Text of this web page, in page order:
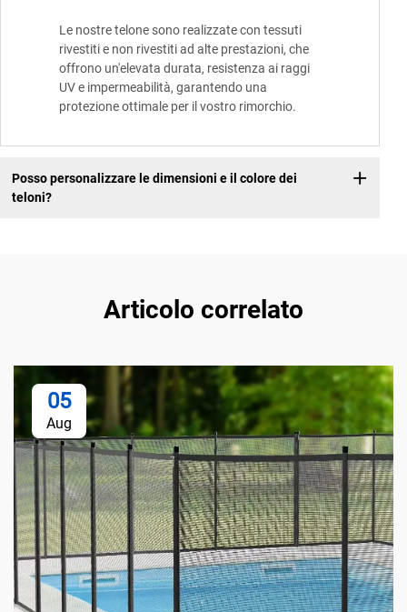
Le nostre telone sono realizzate con tessuti
rivestiti e non rivestiti ad alte prestazioni, che
offrono un'elevata durata, resistenza ai raggi
UV e impermeabilità, garantendo una
protezione ottimale per il vostro rimorchio.
Posso personalizzare le dimensioni e il colore dei
teloni?
Articolo correlato
05
Aug